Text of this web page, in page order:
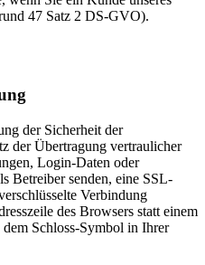
47 Satz 2 DS-GVO).
der Sicherheit der
der Übertragung vertraulicher
Login-Daten oder
Betreiber senden, eine SSL-
Verbindung
des Browsers statt einem
Schloss-Symbol in Ihrer